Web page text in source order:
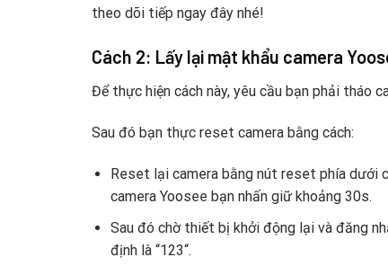
theo dõi tiếp ngay đây nhé!
Cách 2: Lấy lại mật khẩu camera
Để thực hiện cách này, yêu cầu bạn phải tháo
Sau đó bạn thực reset camera bằng cách:
Reset lại camera bằng nút reset phía dưới
camera Yoosee bạn nhấn giữ khoảng 30s.
Sau đó chờ thiết bị khởi động lại và đăng
định là “123“.